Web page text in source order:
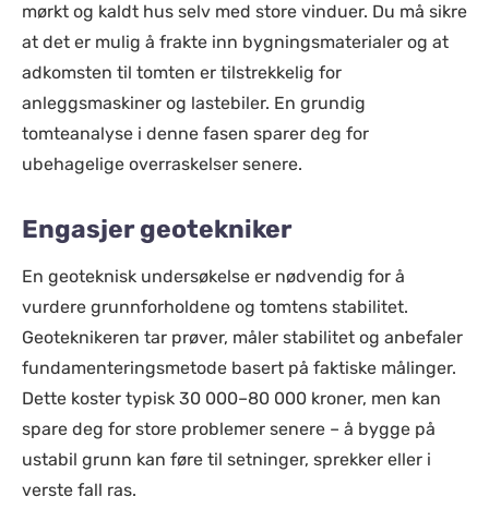
mørkt og kaldt hus selv med store vinduer. Du må sikre
at det er mulig å frakte inn bygningsmaterialer og at
adkomsten til tomten er tilstrekkelig for
anleggsmaskiner og lastebiler. En grundig
tomteanalyse i denne fasen sparer deg for
ubehagelige overraskelser senere.
Engasjer geotekniker
En geoteknisk undersøkelse er nødvendig for å
vurdere grunnforholdene og tomtens stabilitet.
Geoteknikeren tar prøver, måler stabilitet og anbefaler
fundamenteringsmetode basert på faktiske målinger.
Dette koster typisk 30 000–80 000 kroner, men kan
spare deg for store problemer senere – å bygge på
ustabil grunn kan føre til setninger, sprekker eller i
verste fall ras.